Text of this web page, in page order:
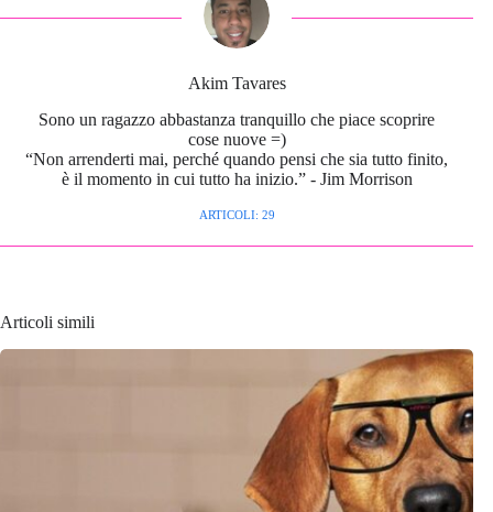
Akim Tavares
Sono un ragazzo abbastanza tranquillo che piace scoprire
cose nuove =)
“Non arrenderti mai, perché quando pensi che sia tutto finito,
è il momento in cui tutto ha inizio.” - Jim Morrison
ARTICOLI: 29
Articoli simili